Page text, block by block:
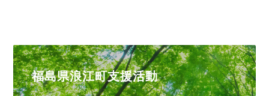
福島県浪江町支援活動